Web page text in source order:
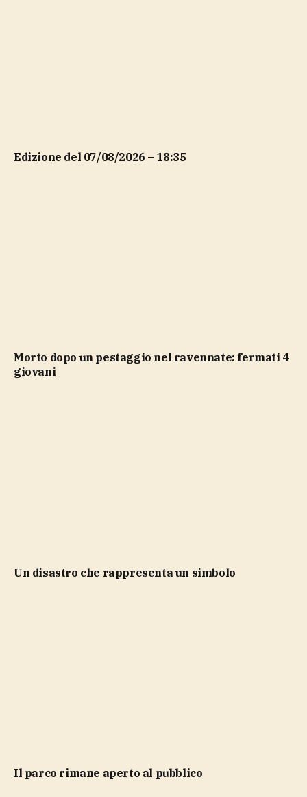
Edizione del 07/08/2026 – 18:35
Morto dopo un pestaggio nel ravennate: fermati 4
giovani
Un disastro che rappresenta un simbolo
Il parco rimane aperto al pubblico